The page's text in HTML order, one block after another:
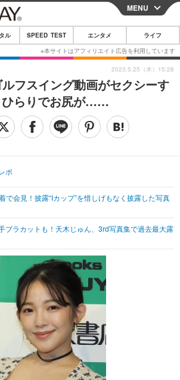
CLOSE
スマートフォン
その他
映画・ドラマ
その他
法
MENU
ル SPEED TEST エンタメ ライフ
フスイング動画がセクシーす
ひらりでお尻が……
ポ
で会見！披露“Iカップ”を惜しげもなく披露した写真
ブラカットも！天木じゅん、3rd写真集で過去最大露
2023.5.25（木）15:28